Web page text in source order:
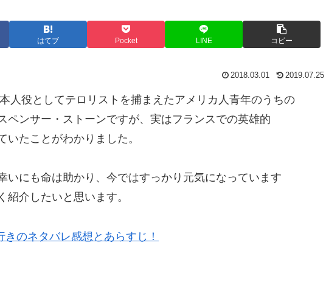
はてブ Pocket LINE コピー
2018.03.01 2019.07.25
人役としてテロリストを捕まえたアメリカ人青年のうちの
ペンサー・ストーンですが、実はフランスでの英雄的
たことがわかりました。
いにも命は助かり、今ではすっかり元気になっています
介したいと思います。
のネタバレ感想とあらすじ！